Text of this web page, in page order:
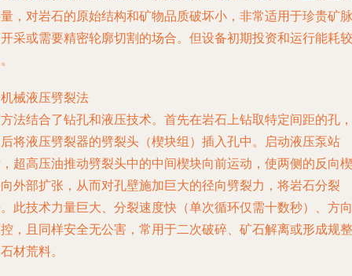
，对岩石的原始结构和矿物品质破坏小，非常适用于珍贵矿脉
采或需要精密轮廓切割的场合。但设备初期投资和运行能耗较
械液压劈裂法
法结合了钻孔和液压技术。首先在岩石上钻取特定间距的孔，
将液压劈裂器的劈裂头（楔块组）插入孔中。启动液压泵站
超高压油推动劈裂头中的中间楔块向前运动，使两侧的反向楔
外部扩张，从而对孔壁施加巨大的径向劈裂力，将岩石分裂
此技术力量巨大、分裂速度快（单次循环仅需十数秒）、方向
，且同样安全无公害，常用于二次破碎、矿石解离或形成规整
材荒料。